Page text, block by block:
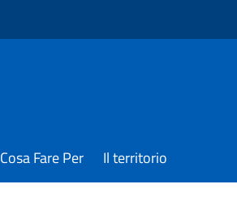
Cosa Fare Per Il territorio